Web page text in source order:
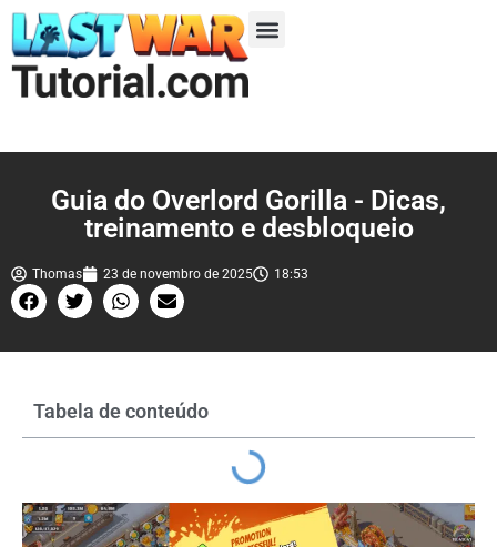
Guia do Overlord Gorilla - Dicas,
treinamento e desbloqueio
Thomas 23 de novembro de 2025 18:53
Tabela de conteúdo